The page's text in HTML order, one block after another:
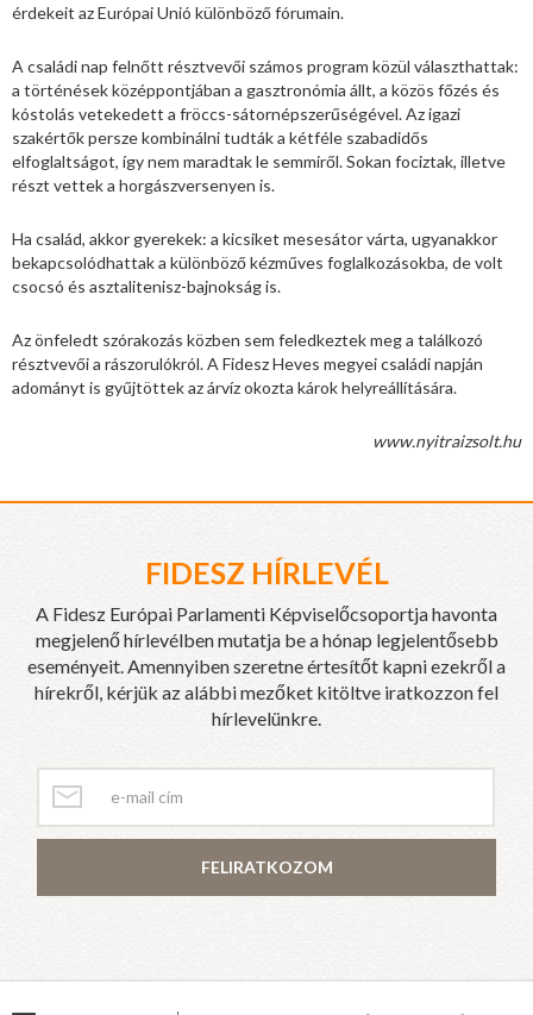
érdekeit az Európai Unió különböző fórumain.
A családi nap felnőtt résztvevői számos program közül választhattak:
a történések középpontjában a gasztronómia állt, a közös főzés és
kóstolás vetekedett a fröccs-sátornépszerűségével. Az igazi
szakértők persze kombinálni tudták a kétféle szabadidős
elfoglaltságot, így nem maradtak le semmiről. Sokan fociztak, illetve
részt vettek a horgászversenyen is.
Ha család, akkor gyerekek: a kicsiket mesesátor várta, ugyanakkor
bekapcsolódhattak a különböző kézműves foglalkozásokba, de volt
csocsó és asztalitenisz-bajnokság is.
Az önfeledt szórakozás közben sem feledkeztek meg a találkozó
résztvevői a rászorulókról. A Fidesz Heves megyei családi napján
adományt is gyűjtöttek az árvíz okozta károk helyreállítására.
www.nyitraizsolt.hu
FIDESZ HÍRLEVÉL
A Fidesz Európai Parlamenti Képviselőcsoportja havonta
megjelenő hírlevélben mutatja be a hónap legjelentősebb
eseményeit. Amennyiben szeretne értesítőt kapni ezekről a
hírekről, kérjük az alábbi mezőket kitöltve iratkozzon fel
hírlevelünkre.
FELIRATKOZOM